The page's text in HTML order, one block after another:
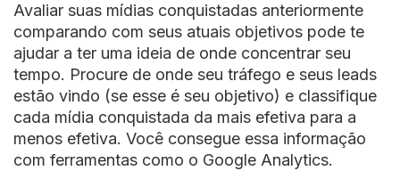
Avaliar suas mídias conquistadas anteriormente
comparando com seus atuais objetivos pode te
ajudar a ter uma ideia de onde concentrar seu
tempo. Procure de onde seu tráfego e seus leads
estão vindo (se esse é seu objetivo) e classifique
cada mídia conquistada da mais efetiva para a
menos efetiva. Você consegue essa informação
com ferramentas como o Google Analytics.